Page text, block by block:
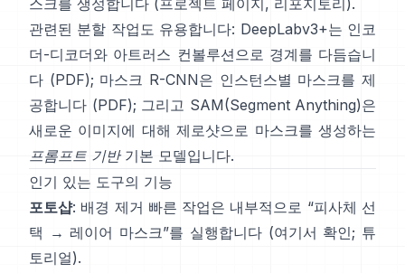
스크를 생성합니다 (프로젝트 페이지, 리포지토리).
관련된 분할 작업도 유용합니다: DeepLabv3+는 인코
더-디코더와 아트러스 컨볼루션으로 경계를 다듬습니
다 (PDF); 마스크 R-CNN은 인스턴스별 마스크를 제
공합니다 (PDF); 그리고 SAM(Segment Anything)은
새로운 이미지에 대해 제로샷으로 마스크를 생성하는
프롬프트 기반기본 모델입니다.
인기 있는 도구의 기능
포토샵: 배경 제거 빠른 작업은 내부적으로 “피사체 선
택 → 레이어 마스크”를 실행합니다 (여기서 확인; 튜
토리얼).